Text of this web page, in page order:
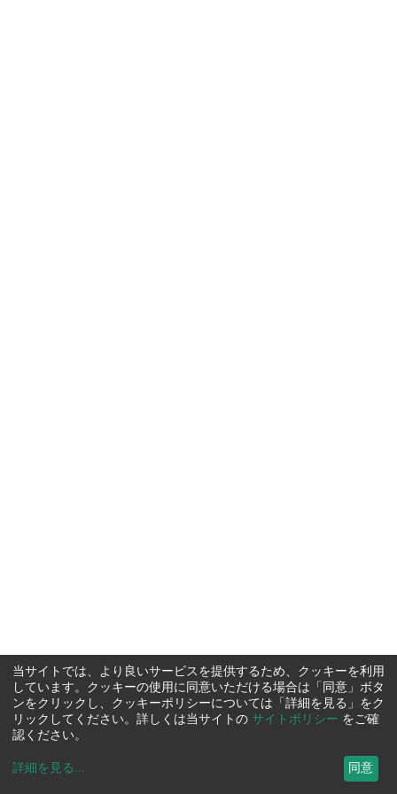
当サイトでは、より良いサービスを提供するため、クッキーを利用
しています。クッキーの使用に同意いただける場合は「同意」ボタ
ンをクリックし、クッキーポリシーについては「詳細を見る」をク
リックしてください。詳しくは当サイトの サイトポリシー をご確
認ください。
詳細を見る ... 同意